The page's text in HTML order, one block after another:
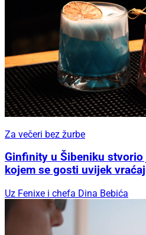
Za večeri bez žurbe
Ginfinity u Šibeniku
kojem se gosti uvijek
Uz Fenixe i chefa Dina Bebića